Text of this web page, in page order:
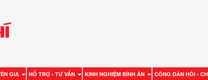
GIA HỖ TRỢ - TƯ VẤN KINH NGHIỆM BÌNH ÁN CÔNG DÂN HỎI -